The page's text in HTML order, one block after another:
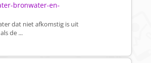
bronwater-en-
dat niet afkomstig is uit
de ...